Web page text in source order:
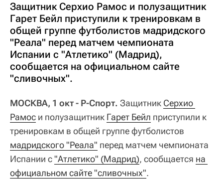
Защитник Серхио Рамос и полузащитник
Гарет Бейл приступили к тренировкам в
общей группе футболистов мадридского
"Реала" перед матчем чемпионата
Испании с "Атлетико" (Мадрид),
сообщается на официальном сайте
"сливочных".
МОСКВА, 1 окт - Р-Спорт. Защитник Серхио
Рамос и полузащитник Гарет Бейл приступили к
тренировкам в общей группе футболистов
мадридского "Реала" перед матчем чемпионата
Испании с"Атлетико" (Мадрид), сообщается на
официальном сайте "сливочных".